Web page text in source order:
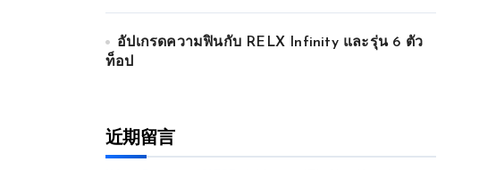
อัปเกรดความฟินกับ RELX Infinity และรุ่น 6 ตัว
ท็อป
近期留言